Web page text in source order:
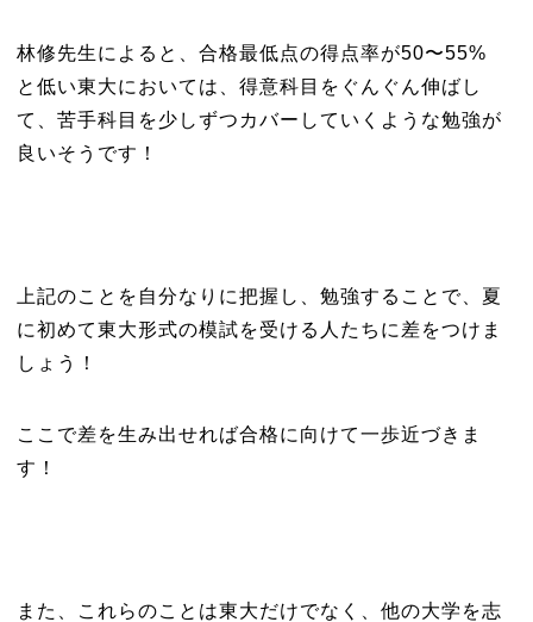
林修先生によると、合格最低点の得点率が50〜55%
と低い東大においては、得意科目をぐんぐん伸ばし
て、苦手科目を少しずつカバーしていくような勉強が
良いそうです！
上記のことを自分なりに把握し、勉強することで、夏
に初めて東大形式の模試を受ける人たちに差をつけま
しょう！
ここで差を生み出せれば合格に向けて一歩近づきま
す！
また、これらのことは東大だけでなく、他の大学を志